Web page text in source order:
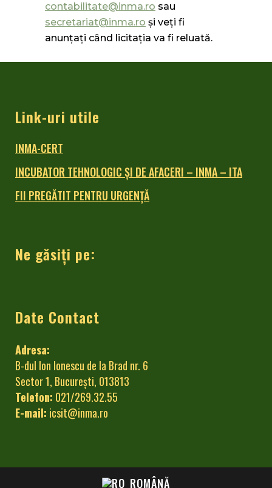
contabilitate@inma.ro sau
secretariat@inma.ro şi veţi fi
anunțați cȃnd licitaţia va fi reluată.
Link-uri utile
INMA-CERT
INCUBATOR TEHNOLOGIC ŞI DE AFACERI – INMA – ITA
FII PREGĂTIT PENTRU URGENȚĂ
Ne găsiți pe:
Date Contact
Adresa:
B-dul Ion Ionescu de la Brad nr. 6
Sector 1, București, 013813
Telefon: 021/269.32.55
E-mail: icsit@inma.ro
ROMÂNĂ